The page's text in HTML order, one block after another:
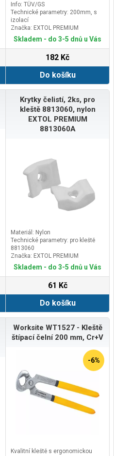
Info: TÜV/GS
Technické parametry: 200mm, s
izolací
Značka: EXTOL PREMIUM
Skladem - do 3-5 dnů u Vás
182 Kč
Do košíku
Krytky čelistí, 2ks, pro
kleště 8813060, nylon
EXTOL PREMIUM
8813060A
Materiál: Nylon
Technické parametry: pro kleště
8813060
Značka: EXTOL PREMIUM
Skladem - do 3-5 dnů u Vás
61 Kč
Do košíku
Worksite WT1527 - Kleště
štípací čelní 200 mm, Cr+V
-6%
Kvalitní kleště s ergonomickou